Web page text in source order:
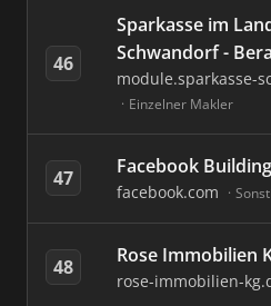
46
Sparkasse im
Schwandorf -
module.sparkasse-
Einzelner Makler
47 Facebook
facebook.com
48 Rose Immobilien
rose-immobilien-